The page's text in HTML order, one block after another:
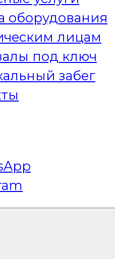
оборудования
лицам
под ключ
забег